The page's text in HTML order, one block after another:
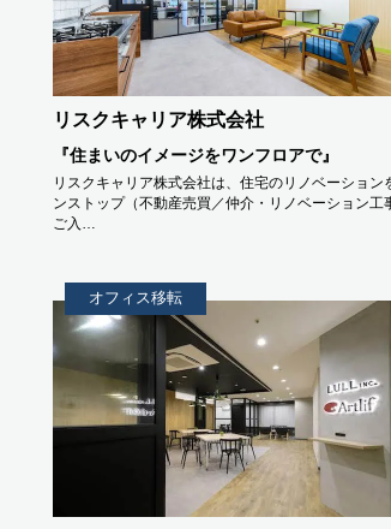
リスクキャリア株式会社
『住まいのイメージをワンフロアで』
リスクキャリア株式会社は、住宅のリノベーション
ンストップ（不動産売買／仲介・リノベーション工
ご入…
オフィス移転